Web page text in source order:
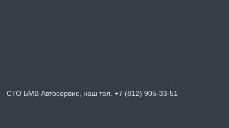
СТО БМВ Автосервис, наш тел. +7 (812) 905-33-51